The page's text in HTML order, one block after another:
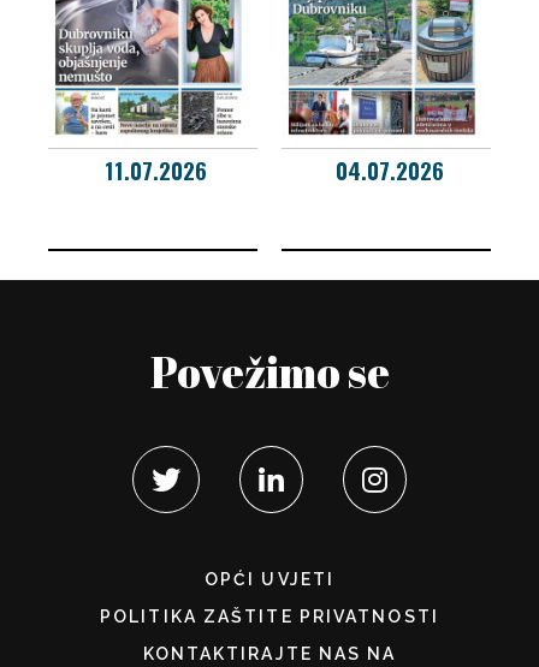
11.07.2026 04.07.2026
Povežimo se
OPĆI UVJETI
POLITIKA ZAŠTITE PRIVATNOSTI
KONTAKTIRAJTE NAS NA